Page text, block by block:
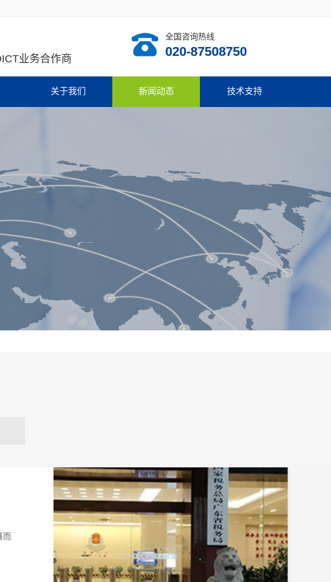
业务合作商
全国咨询热线
020-87508750
关于我们 新闻动态 技术支持
而